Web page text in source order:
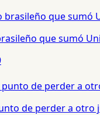
que sumó
de perder a